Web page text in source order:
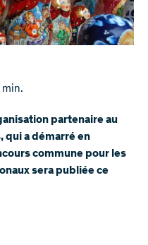
min.
partenaire au
qui a démarré en
commune pour les
sera publiée ce